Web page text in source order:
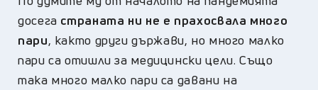
досега страната ни не е прахосвала много
пари, както други държави, но много малко
пари са отишли за медицински цели. Също
така много малко пари са давани на